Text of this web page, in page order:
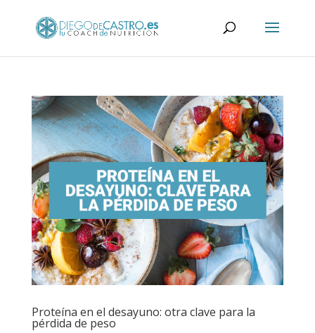
Proteína en el desayuno: otra clave para la
pérdida de peso